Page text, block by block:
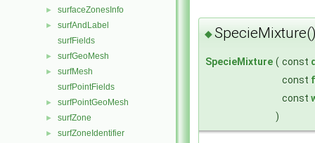
► surfaceZonesInfo
►
surfAndLabel
surfFields
► surfGeoMesh
►
surfMesh
surfPointFields
► surfPointGeoMesh
► surfZone
► surfZoneIdentifier
◆
SpecieMixture ( const
const
const
)